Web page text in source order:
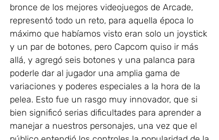
bronce de los mejores videojuegos de Arcade,
representó todo un reto, para aquella época lo
máximo que habíamos visto eran solo un joystick
y un par de botones, pero Capcom quiso ir más
allá, y agregó seis botones y una palanca para
poderle dar al jugador una amplia gama de
variaciones y poderes especiales a la hora de la
pelea. Esto fue un rasgo muy innovador, que si
bien significó serias dificultades para aprender a
manejar a nuestros personajes, una vez que el